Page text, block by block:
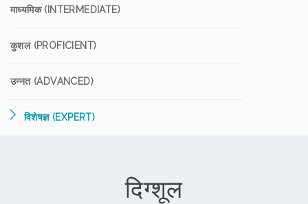
माध्यमिक (INTERMEDIATE)
कुशल (PROFICIENT)
उन्नत (ADVANCED)
विशेषज्ञ (EXPERT)
दिग्शूल